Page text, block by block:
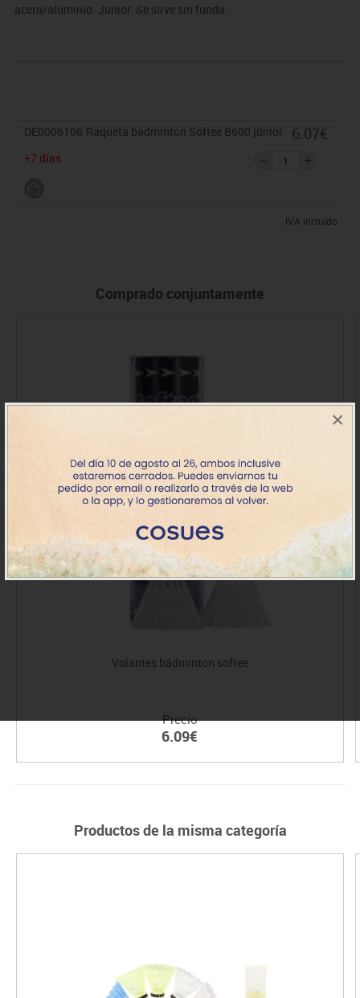
×
acero/aluminio. Junior. Se sirve sin funda.
DE0006106 Raqueta badminton Softee B600 júnior
+7 días
6.07€
IVA incluido
Comprado conjuntamente
Volantes bádminton softee
Precio
6.09€
Productos de la misma categoría